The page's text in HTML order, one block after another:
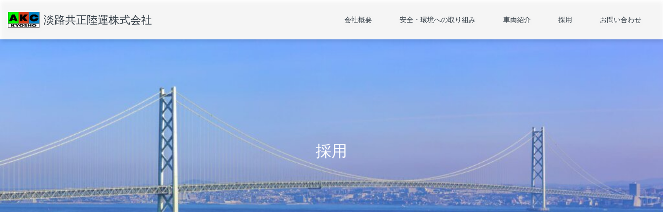
淡路共正陸運株式会社 会社概要 安全・環境への取り組み 車両紹介 採用 お問い合わせ
採用